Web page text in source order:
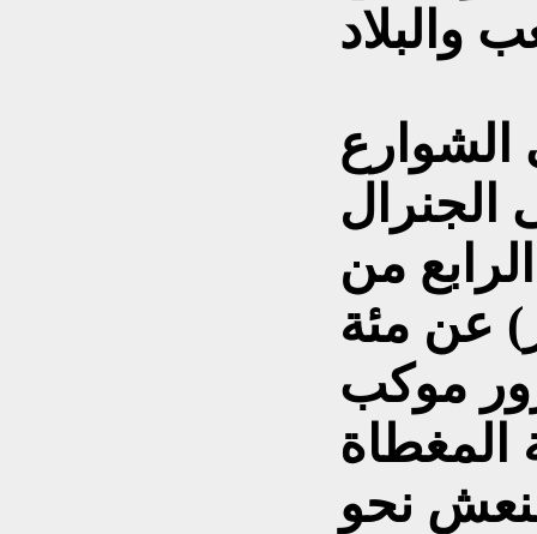
الشوارع
الجنرال
من
عن مئة
موكب
المغطاة
نحو